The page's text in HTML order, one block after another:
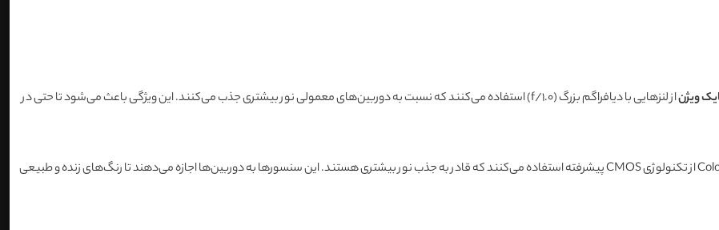
از لنزهایی با دیافراگم بزرگ (f/1.0) استفاده می‌کنند که نسبت به دوربین‌های معمولی نور بیشتری جذب می‌کنند. این ویژگی باعث می‌شود تا حتی در
سنسورهای به کار رفته در دوربین‌های ColorVu از تکنولوژی CMOS پیشرفته استفاده می‌کنند که قادر به جذب نور بیشتری هستند. این سنسورها به دوربین‌ها اجازه می‌دهند تا رنگ‌های زنده و طبیعی